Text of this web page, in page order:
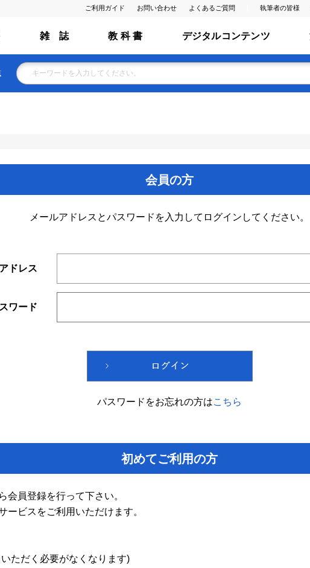
ご利用ガイド お問い合わせ よくあるご質問 執筆者の皆様
雑 誌 教 科 書 デジタルコンテンツ
会員の方
メールアドレスとパスワードを入力してログインしてください。
ドレス
ワード
パスワードをお忘れの方はこちら
初めてご利用の方
会員登録を行って下さい。
ービスをご利用いただけます。
ただく必要がなくなります)